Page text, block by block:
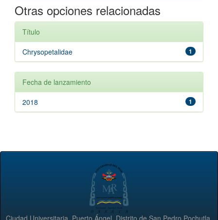
Otras opciones relacionadas
Título
1
Chrysopetalidae
Fecha de lanzamiento
1
2018
Ciudad Universitaria, Puerto Ángel, Distrito de San Pedro Pochutla,